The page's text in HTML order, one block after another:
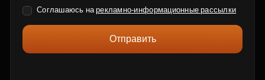
Соглашаюсь нарекламно-информационные рассылки
Отправить